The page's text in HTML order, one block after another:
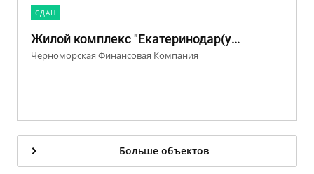
CДАН
Жилой комплекс "Екатеринодар(ул. Смиренко)"
Черноморская Финансовая Компания
Больше объектов